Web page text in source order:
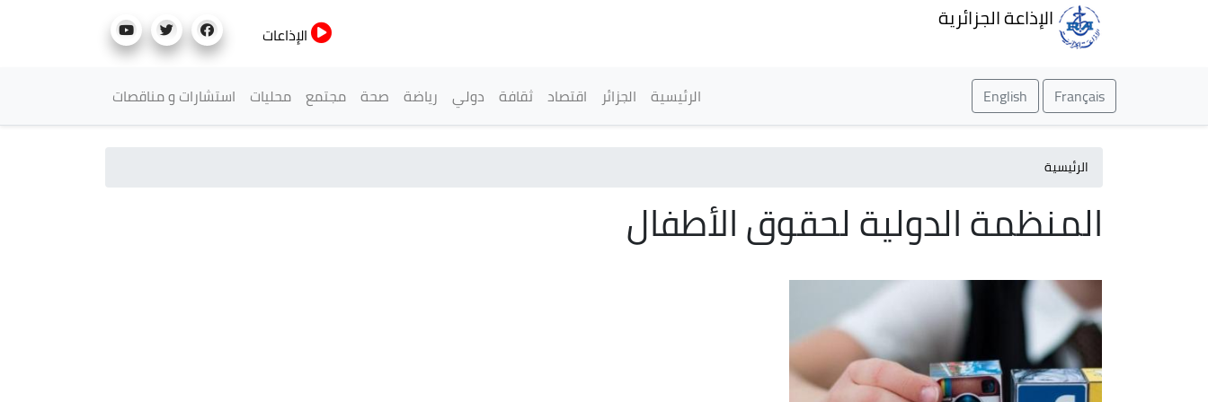
الإذاعة الجزائرية
الإذاعات
Français
English القائمة الرئيسية
الرئيسية الجزائر اقتصاد ثقافة دولي رياضة صحة مجتمع محليات استشارات و مناقصات
الرئيسية
المنظمة الدولية لحقوق الأطفال